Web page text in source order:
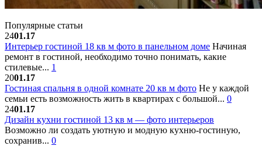
Популярные статьи
2401.17
Интерьер гостиной 18 кв м фото в панельном доме Начиная
ремонт в гостиной, необходимо точно понимать, какие
стилевые... 1
2001.17
Гостиная спальня в одной комнате 20 кв м фото Не у каждой
семьи есть возможность жить в квартирах с большой... 0
2401.17
Дизайн кухни гостиной 13 кв м — фото интерьеров
Возможно ли создать уютную и модную кухню-гостиную,
сохранив... 0